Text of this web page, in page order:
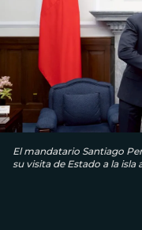
El mandatario Santiago
su visita de Estado a la